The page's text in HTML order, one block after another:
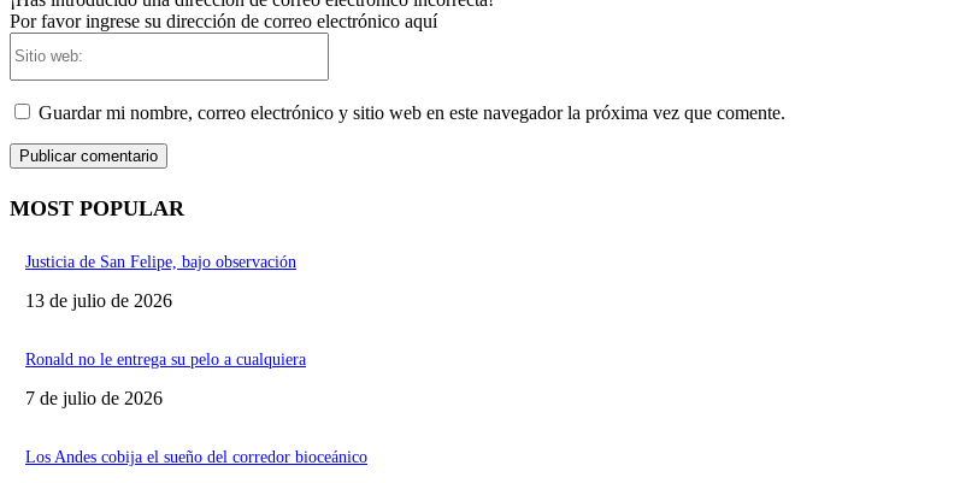
Por favor ingrese su dirección de correo electrónico aquí
Guardar mi nombre, correo electrónico y sitio web en este navegador la próxima vez que comente.
MOST POPULAR
Justicia de San Felipe, bajo observación
13 de julio de 2026
Ronald no le entrega su pelo a cualquiera
7 de julio de 2026
Los Andes cobija el sueño del corredor bioceánico